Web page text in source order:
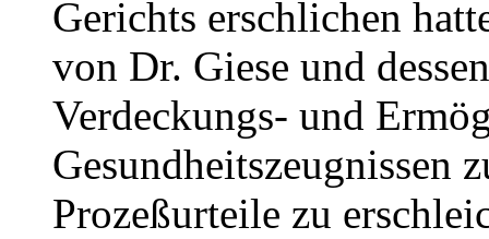
Gerichts erschlichen
von Dr. Giese und
Verdeckungs- und
Gesundheitszeugnissen
Prozeßurteile zu